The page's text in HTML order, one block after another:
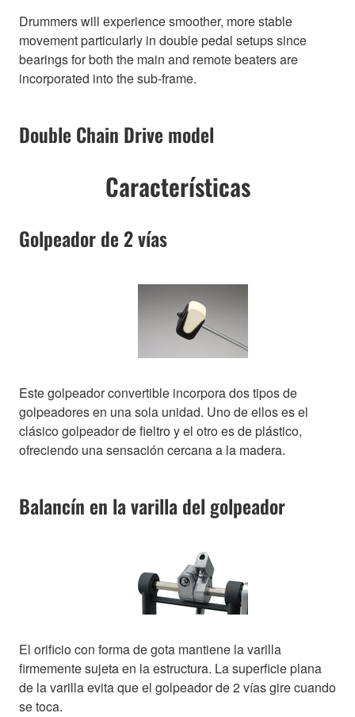
Drummers will experience smoother, more stable
movement particularly in double pedal setups since
bearings for both the main and remote beaters are
incorporated into the sub-frame.
Double Chain Drive model
Características
Golpeador de 2 vías
Este golpeador convertible incorpora dos tipos de
golpeadores en una sola unidad. Uno de ellos es el
clásico golpeador de fieltro y el otro es de plástico,
ofreciendo una sensación cercana a la madera.
Balancín en la varilla del golpeador
El orificio con forma de gota mantiene la varilla
firmemente sujeta en la estructura. La superficie plana
de la varilla evita que el golpeador de 2 vías gire cuando
se toca.